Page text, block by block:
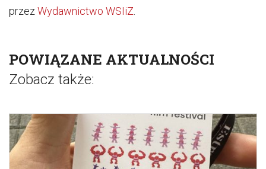
przez Wydawnictwo WSIiZ
POWIĄZANE AKTUALNOŚCI
Zobacz także: